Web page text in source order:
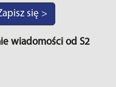
się >
wiadomości od S2